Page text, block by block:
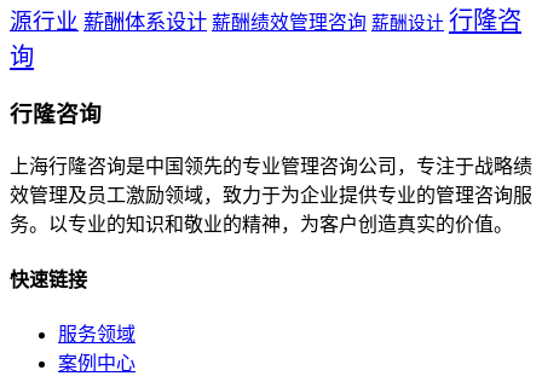
源行业 薪酬体系设计 薪酬绩效管理咨询 薪酬设计 行隆咨
询
行隆咨询
上海行隆咨询是中国领先的专业管理咨询公司，专注于战略绩
效管理及员工激励领域，致力于为企业提供专业的管理咨询服
务。以专业的知识和敬业的精神，为客户创造真实的价值。
快速链接
服务领域
案例中心